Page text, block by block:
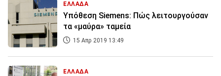
ΕΛΛΑΔΑ
Υπόθεση Siemens: Πώς λειτουργούσαν
τα «μαύρα» ταμεία
15 Απρ 2019 13:49
ΕΛΛΑΔΑ